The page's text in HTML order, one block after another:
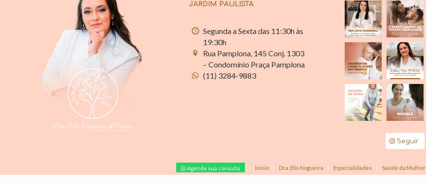
JARDIM PAULISTA
Segunda a Sexta das 11:30h às
19:30h
Rua Pamplona, 145 Conj. 1303
– Condomínio Praça Pamplona
(11) 3284-9883
Seguir
Agende sua consulta Início Dra. Elis Nogueira Especialidades Saúde da Mulher